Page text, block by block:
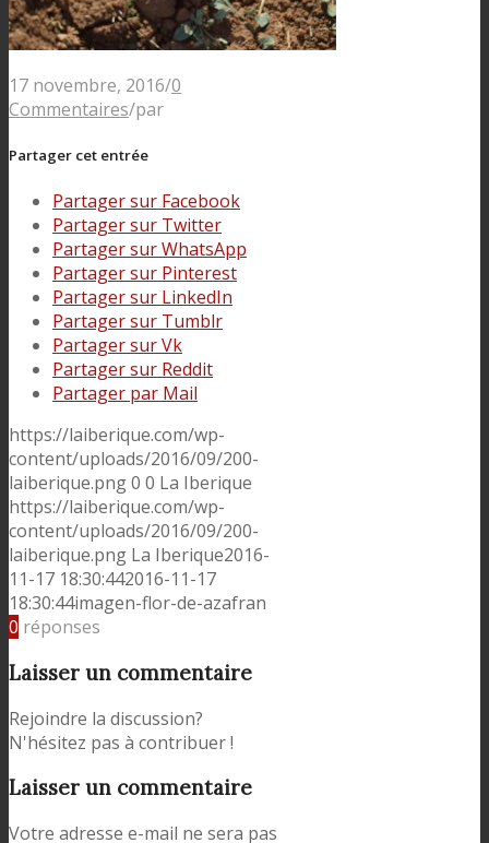
17 novembre, 2016/0
Commentaires/par
Partager cet entrée
Partager sur Facebook
Partager sur Twitter
Partager sur WhatsApp
Partager sur Pinterest
Partager sur LinkedIn
Partager sur Tumblr
Partager sur Vk
Partager sur Reddit
Partager par Mail
https://laiberique.com/wp-
content/uploads/2016/09/200-
laiberique.png0 0 La Iberique
https://laiberique.com/wp-
content/uploads/2016/09/200-
laiberique.png La Iberique2016-
11-17 18:30:442016-11-17
18:30:44imagen-flor-de-azafran
0 réponses
Laisser un commentaire
Rejoindre la discussion?
N'hésitez pas à contribuer !
Laisser un commentaire
Votre adresse e-mail ne sera pas